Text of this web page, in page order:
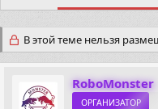
е
ч
а
В этой теме нельзя
RoboMonster
ОРГАНИЗАТОР